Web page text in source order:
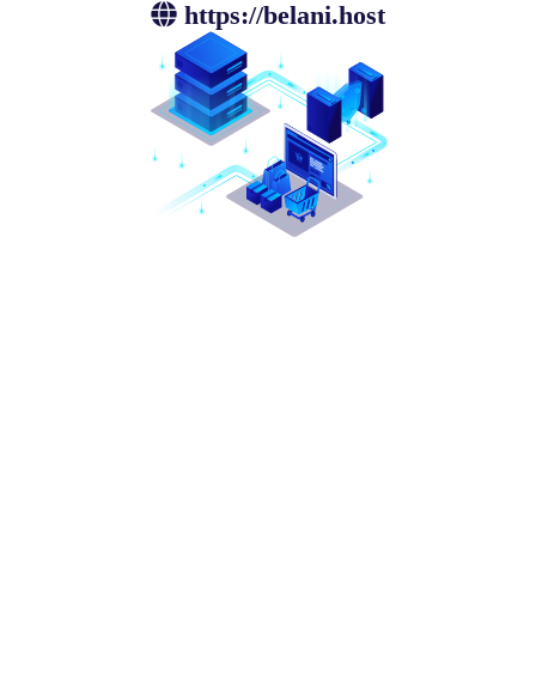
https://belani.host